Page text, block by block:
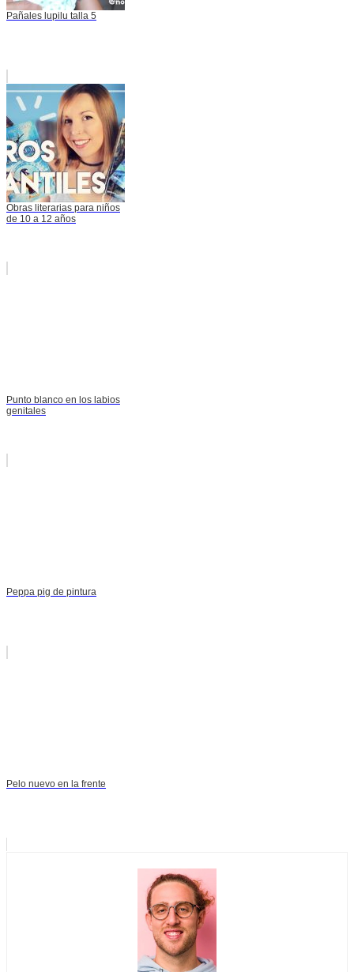
Pañales lupilu talla 5
Obras literarias para niños
de 10 a 12 años
Punto blanco en los labios
genitales
Peppa pig de pintura
Pelo nuevo en la frente